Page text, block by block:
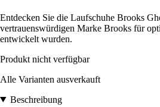
Entdecken Sie die Laufschuhe Brooks
vertrauenswürdigen Marke Brooks für
entwickelt wurden.
Produkt nicht verfügbar
Alle Varianten ausverkauft
Beschreibung